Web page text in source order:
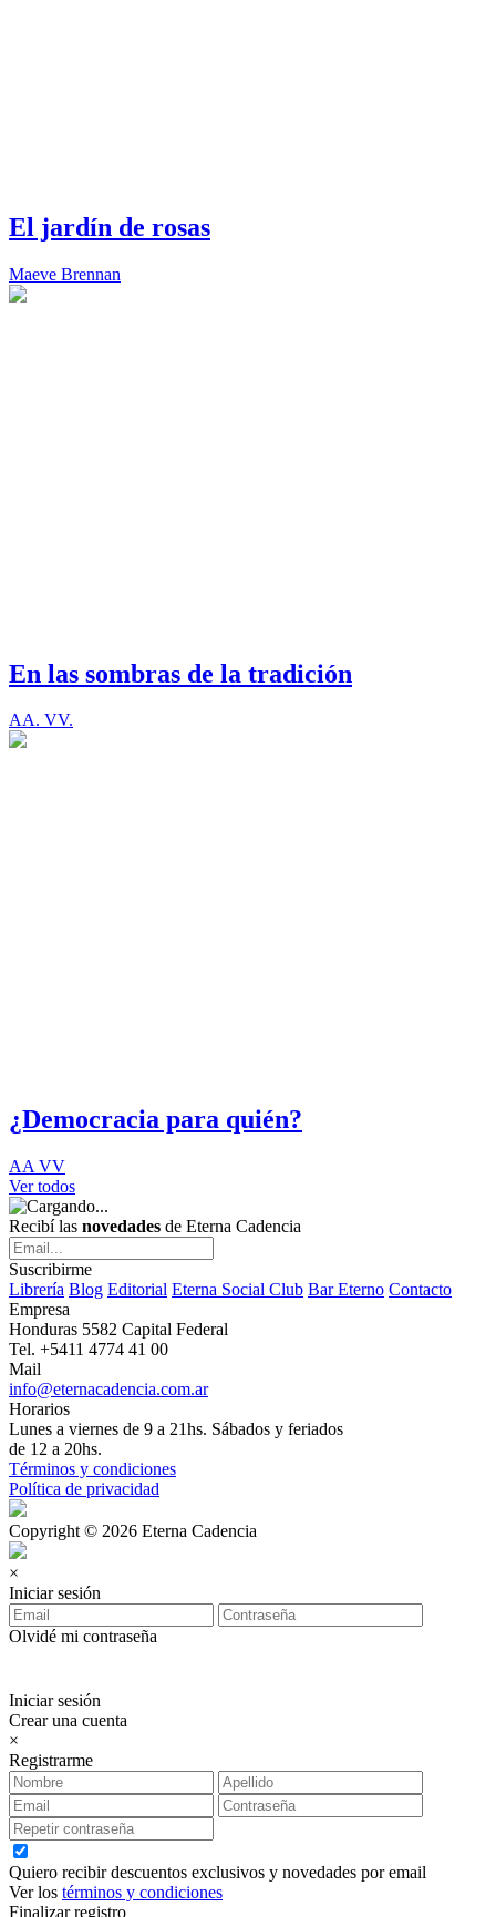
El jardín de rosas
Maeve Brennan
En las sombras de la tradición
AA. VV.
¿Democracia para quién?
AA VV
Ver todos
Recibí las novedades de Eterna Cadencia
Suscribirme
Librería Blog Editorial Eterna Social Club Bar Eterno Contacto
Empresa
Honduras 5582 Capital Federal
Tel. +5411 4774 41 00
Mail
info@eternacadencia.com.ar
Horarios
Lunes a viernes de 9 a 21hs. Sábados y feriados
de 12 a 20hs.
Términos y condiciones
Política de privacidad
Copyright © 2026 Eterna Cadencia
×
Iniciar sesión
Olvidé mi contraseña
Iniciar sesión
Crear una cuenta
×
Registrarme
Quiero recibir descuentos exclusivos y novedades por email
Ver los términos y condiciones
Finalizar registro